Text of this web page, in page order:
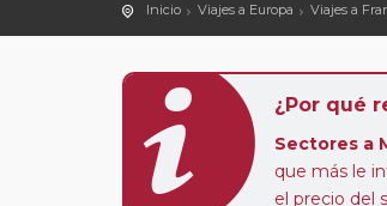
Inicio Viajes a Europa Viajes a
¿Por qué
Sectores a
que más le
el precio del